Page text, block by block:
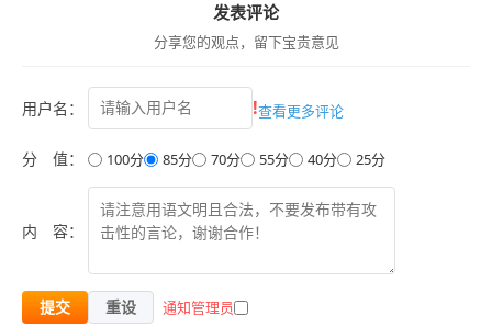
08.ROI能否打正的影响因素.mp4
09.第一步1-商家测品.mp4
10.第一步1-达人测品.mp4
11.第一步2-测价格(仅商家).mp4
12.第一步3.1-测素材的目的(达人商家通用).mp4
13.第一步3.2-放量测素材(达人商家通用)其他测试方式陆续
补录中....mp4
16.商品卡打品全流程.mp4
发表评论
分享您的观点，留下宝贵意见
用户名： !查看更多评论
分 值： 100分 85分 70分 55分 40分 25分
内 容：
提交 重设 通知管理员